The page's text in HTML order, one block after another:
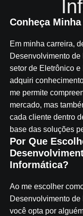
Conheça
Em minha carreira,
Desenvolvimento de
setor de Eletrônico e
adquiri
me permite
mercado, mas
cada cliente dentro
base das soluções
Por Que
Informática?
Ao me escolher
Desenvolvimento
você opta por